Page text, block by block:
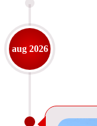
aug 2026